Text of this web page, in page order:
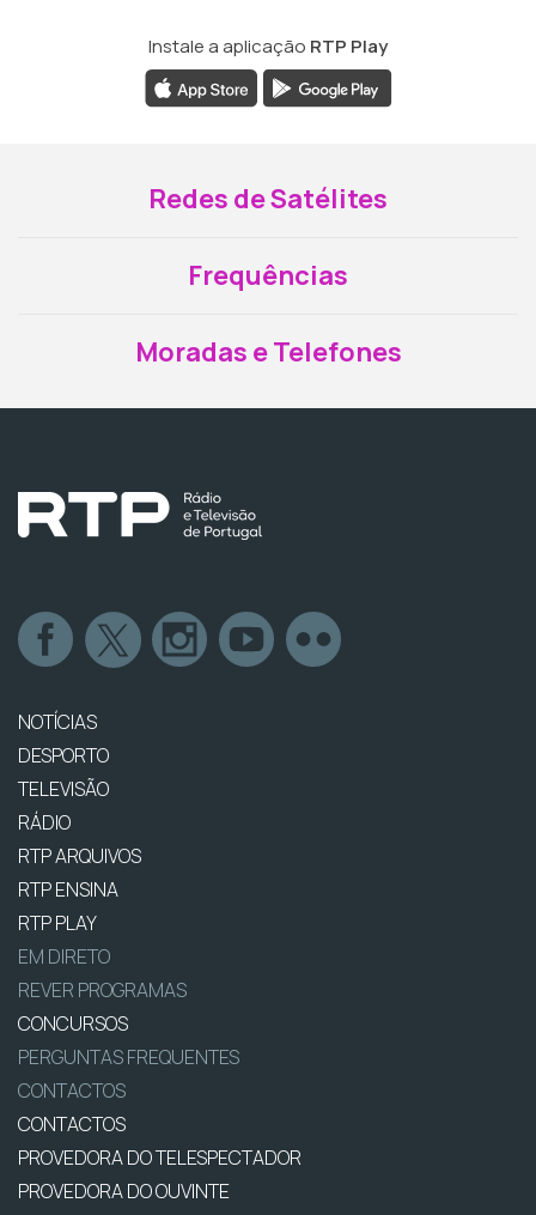
Instale a aplicação RTP Play
Redes de Satélites
Frequências
Moradas e Telefones
NOTÍCIAS
DESPORTO
TELEVISÃO
RÁDIO
RTP ARQUIVOS
RTP ENSINA
RTP PLAY
EM DIRETO
REVER PROGRAMAS
CONCURSOS
PERGUNTAS FREQUENTES
CONTACTOS
CONTACTOS
PROVEDORA DO TELESPECTADOR
PROVEDORA DO OUVINTE